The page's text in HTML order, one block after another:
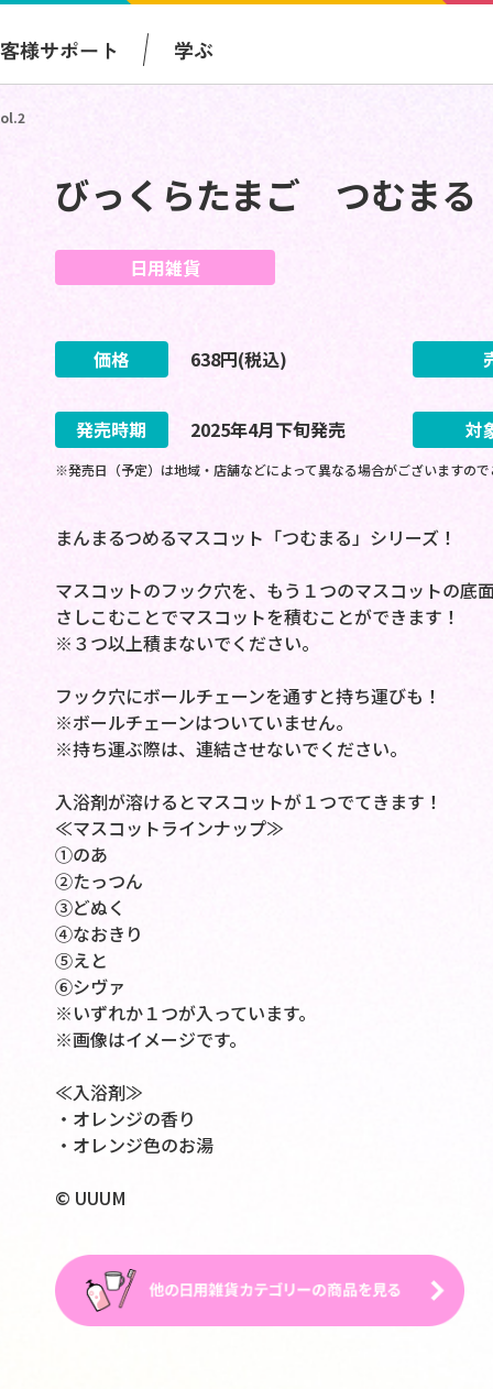
様サポート 学ぶ
びっくらたまご つむま
日用雑貨
価格 638円(税込)
発売時期 2025年4月下旬発売 対
※発売日（予定）は地域・店舗などによって異なる場合がございますの
まんまるつめるマスコット「つむまる」シリーズ！
マスコットのフック穴を、もう１つのマスコットの底
さしこむことでマスコットを積むことができます！
※３つ以上積まないでください。
フック穴にボールチェーンを通すと持ち運びも！
※ボールチェーンはついていません。
※持ち運ぶ際は、連結させないでください。
入浴剤が溶けるとマスコットが１つでてきます！
≪マスコットラインナップ≫
①のあ
②たっつん
③どぬく
④なおきり
⑤えと
⑥シヴァ
※いずれか１つが入っています。
※画像はイメージです。
≪入浴剤≫
・オレンジの香り
・オレンジ色のお湯
© UUUM